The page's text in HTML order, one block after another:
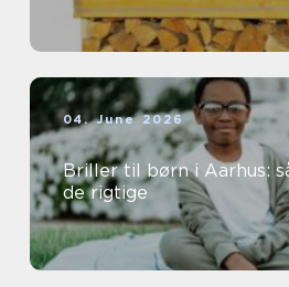
04. June 2026
Briller til børn i Aarhus:
de rigtige